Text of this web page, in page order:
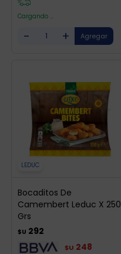
Cargando ...
- +
LEDUC
Bocaditos De
Camembert Leduc X 250
Grs
$U 292
$U 248